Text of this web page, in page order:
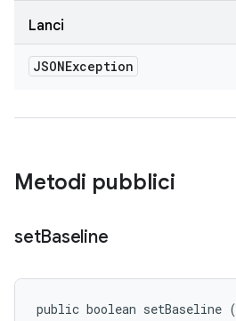
Lanci
JSONException
Metodi pubblici
setBaseline
public boolean setBaseline (